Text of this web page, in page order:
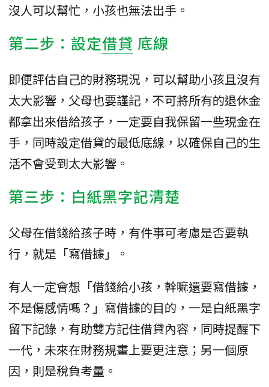
沒人可以幫忙，小孩也無法出手。
第二步：設定借貸 底線
即便評估自己的財務現況，可以幫助小孩且沒有
太大影響，父母也要謹記，不可將所有的退休金
都拿出來借給孩子，一定要自我保留一些現金在
手，同時設定借貸的最低底線，以確保自己的生
活不會受到太大影響。
第三步：白紙黑字記清楚
父母在借錢給孩子時，有件事可考慮是否要執
行，就是「寫借據」。
有人一定會想「借錢給小孩，幹嘛還要寫借據，
不是傷感情嗎？」寫借據的目的，一是白紙黑字
留下記錄，有助雙方記住借貸內容，同時提醒下
一代，未來在財務規畫上要更注意；另一個原
因，則是稅負考量。